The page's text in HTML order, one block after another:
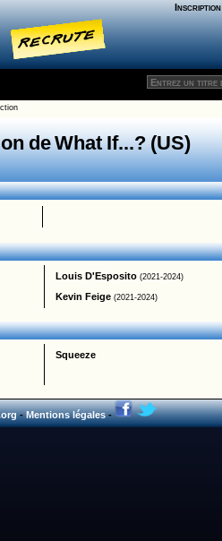
Inscription
de What If...? (US)
Louis D'Esposito (2021-2024)
Kevin Feige (2021-2024)
Squeeze
-Mentions légales-